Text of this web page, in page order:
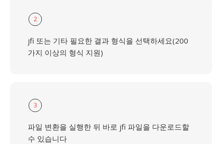
2
jfi 또는 기타 필요한 결과 형식을 선택하세요(200
가지 이상의 형식 지원)
3
파일 변환을 실행한 뒤 바로 jfi 파일을 다운로드할
수 있습니다